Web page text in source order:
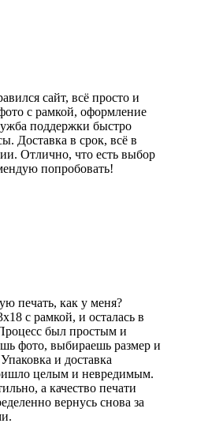
сайт, всё просто и
с рамкой, оформление
поддержки быстро
Доставка в срок, всё в
Отлично, что есть выбор
попробовать!
печать, как у меня?
с рамкой, и осталась в
был простым и
фото, выбираешь размер и
и доставка
целым и невредимым.
а качество печати
вернусь снова за